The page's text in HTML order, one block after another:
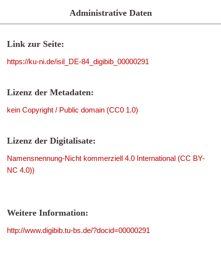
Administrative Daten
Link zur Seite:
https://ku-ni.de/isil_DE-84_digibib_00000291
Lizenz der Metadaten:
kein Copyright / Public domain (CC0 1.0)
Lizenz der Digitalisate:
Namensnennung-Nicht kommerziell 4.0 International (CC BY-
NC 4.0))
Weitere Information:
http://www.digibib.tu-bs.de/?docid=00000291